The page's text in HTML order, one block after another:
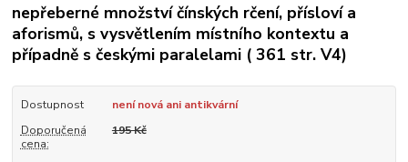
nepřeberné množství čínských rčení, přísloví a
aforismů, s vysvětlením místního kontextu a
případně s českými paralelami ( 361 str. V4)
Dostupnost
není nová ani antikvární
Doporučená
cena:
195 Kč